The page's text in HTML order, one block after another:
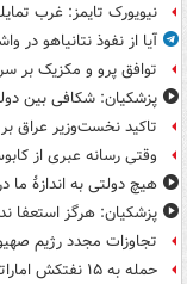
نیویورک تایمز: غرب
آیا از نفوذ نتانیاهو
توافق پرو و مکزیک بر
پزشکیان: شکافی بین
تاکید نخست‌وزیر عراق
وقتی رسانه عبری از
هیچ دولتی به اندازۀ
پزشکیان: هرگز استعفا
تجاوزات مجدد رژیم
حمله به ۱۵ نفتکش‌ اماراتی از ابتدای جنگ